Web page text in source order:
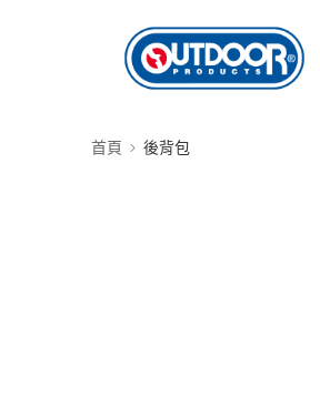
首頁 後背包